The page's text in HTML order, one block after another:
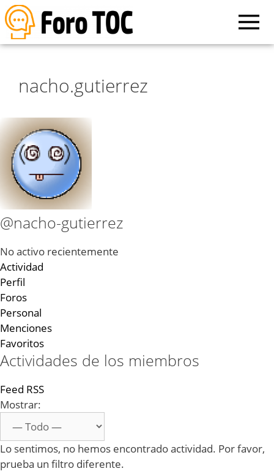
nacho.gutierrez
@nacho-gutierrez
No activo recientemente
Actividad
Perfil
Foros
Personal
Menciones
Favoritos
Actividades de los miembros
Feed RSS
Mostrar:
Lo sentimos, no hemos encontrado actividad. Por favor,
prueba un filtro diferente.